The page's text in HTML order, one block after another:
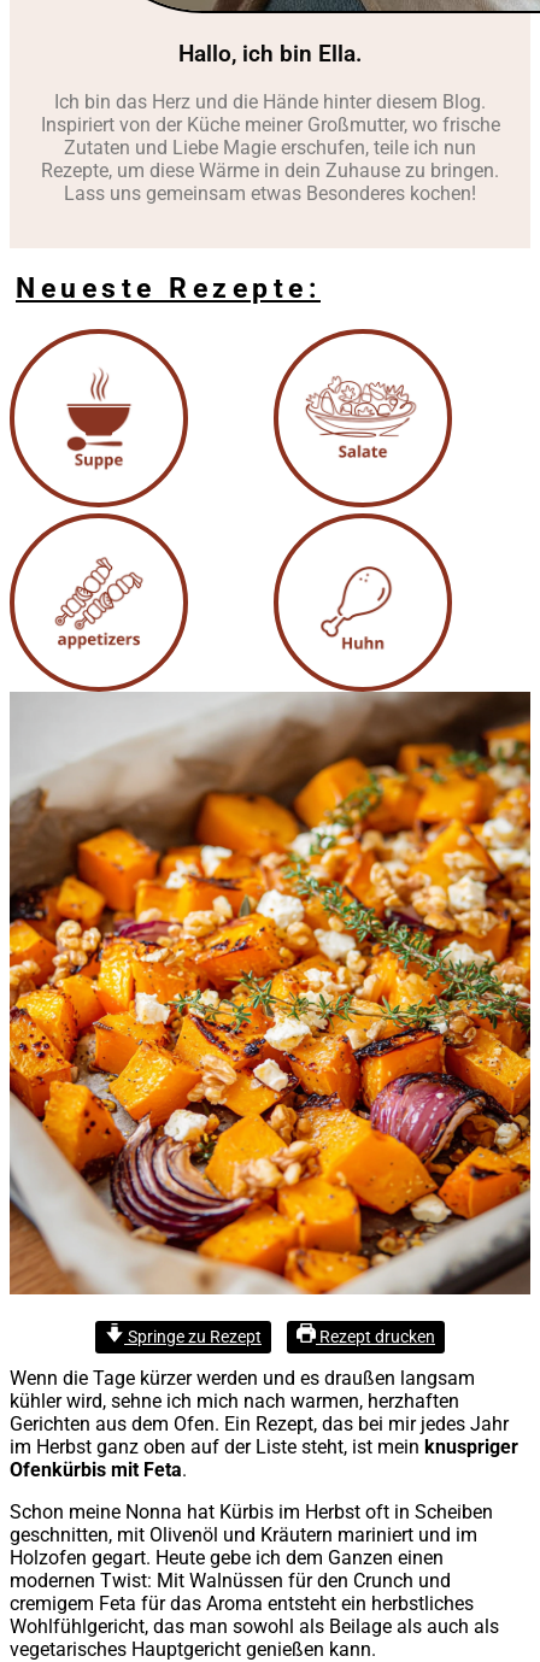
Hallo, ich bin Ella.
Ich bin das Herz und die Hände hinter diesem Blog.
Inspiriert von der Küche meiner Großmutter, wo frische
Zutaten und Liebe Magie erschufen, teile ich nun
Rezepte, um diese Wärme in dein Zuhause zu bringen.
Lass uns gemeinsam etwas Besonderes kochen!
Neueste Rezepte:
Springe zu Rezept Rezept drucken
Wenn die Tage kürzer werden und es draußen langsam
kühler wird, sehne ich mich nach warmen, herzhaften
Gerichten aus dem Ofen. Ein Rezept, das bei mir jedes Jahr
im Herbst ganz oben auf der Liste steht, ist mein knuspriger
Ofenkürbis mit Feta.
Schon meine Nonna hat Kürbis im Herbst oft in Scheiben
geschnitten, mit Olivenöl und Kräutern mariniert und im
Holzofen gegart. Heute gebe ich dem Ganzen einen
modernen Twist: Mit Walnüssen für den Crunch und
cremigem Feta für das Aroma entsteht ein herbstliches
Wohlfühlgericht, das man sowohl als Beilage als auch als
vegetarisches Hauptgericht genießen kann.